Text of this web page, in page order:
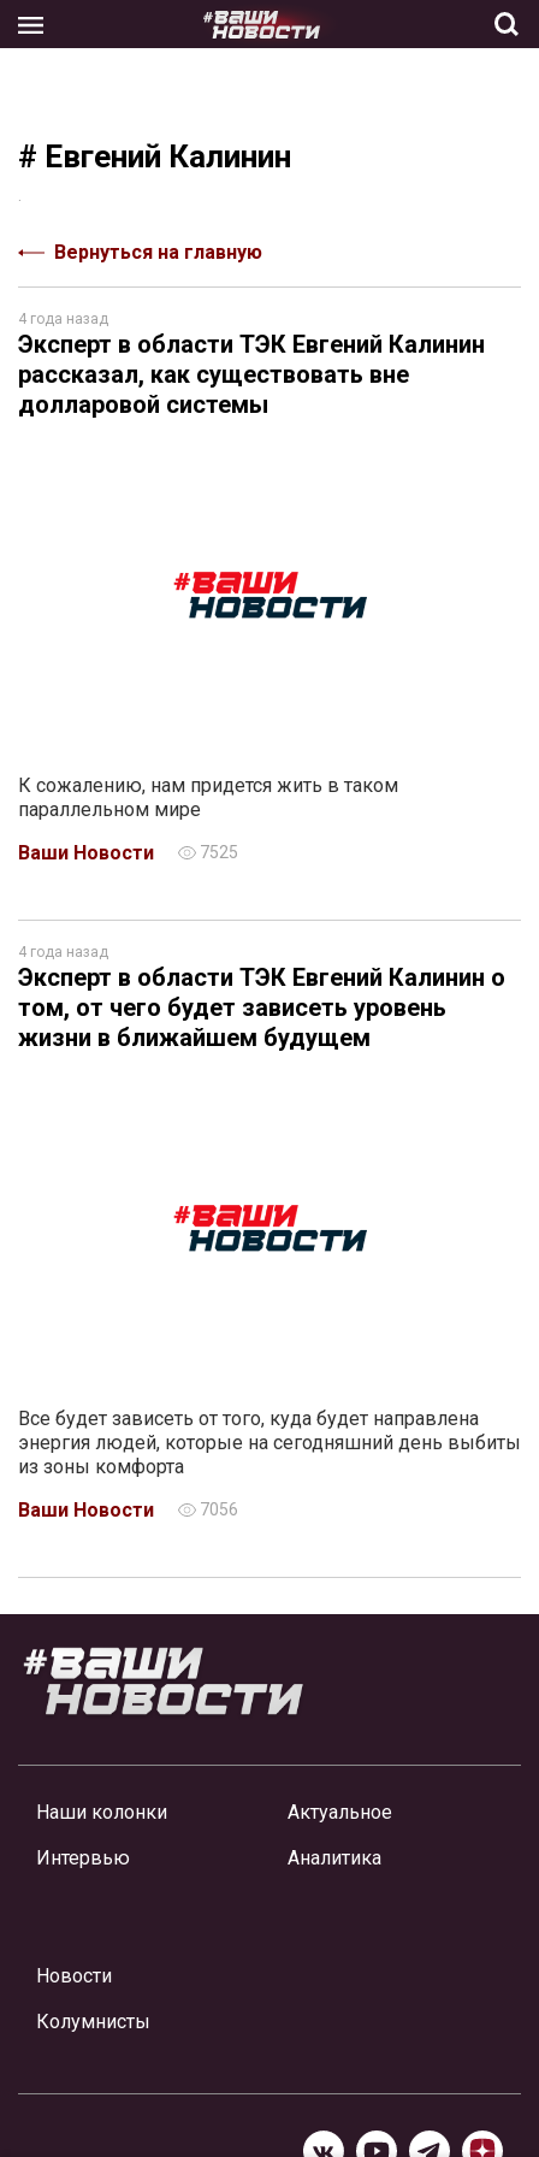
the
# Евгений Калинин
Вернуться на главную
4 года назад
Эксперт в области ТЭК Евгений Калинин
рассказал, как существовать вне
долларовой системы
К сожалению, нам придется жить в таком
параллельном мире
Ваши Новости
7525
4 года назад
Эксперт в области ТЭК Евгений Калинин о
том, от чего будет зависеть уровень
жизни в ближайшем будущем
Все будет зависеть от того, куда будет направлена
энергия людей, которые на сегодняшний день выбиты
из зоны комфорта
Ваши Новости
7056
Наши колонки
Интервью
Актуальное
Аналитика
Новости
Колумнисты